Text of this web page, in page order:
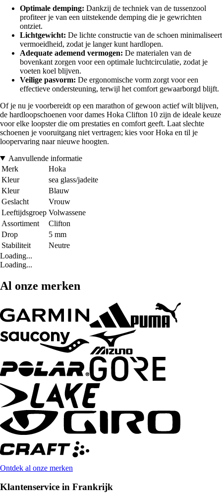
Optimale demping: Dankzij de techniek van de tussenzool
profiteer je van een uitstekende demping die je gewrichten
ontziet.
Lichtgewicht: De lichte constructie van de schoen minimaliseert
vermoeidheid, zodat je langer kunt hardlopen.
Adequate ademend vermogen: De materialen van de
bovenkant zorgen voor een optimale luchtcirculatie, zodat je
voeten koel blijven.
Veilige pasvorm: De ergonomische vorm zorgt voor een
effectieve ondersteuning, terwijl het comfort gewaarborgd blijft.
Of je nu je voorbereidt op een marathon of gewoon actief wilt blijven,
de hardloopschoenen voor dames Hoka Clifton 10 zijn de ideale keuze
voor elke loopster die om prestaties en comfort geeft. Laat slechte
schoenen je vooruitgang niet vertragen; kies voor Hoka en til je
loopervaring naar nieuwe hoogten.
Aanvullende informatie
Merk
Hoka
Kleur
sea glass/jadeite
Kleur
Blauw
Geslacht
Vrouw
Leeftijdsgroep Volwassene
Assortiment
Clifton
Drop
5 mm
Stabiliteit
Neutre
Loading...
Loading...
Al onze merken
Ontdek al onze merken
Klantenservice in Frankrijk